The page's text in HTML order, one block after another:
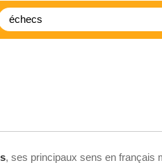
, ses principaux sens en français